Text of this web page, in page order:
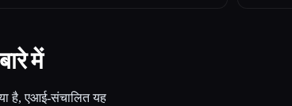
में
है, एआई-संचालित यह